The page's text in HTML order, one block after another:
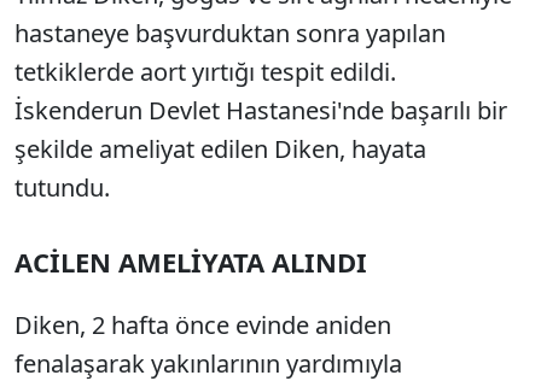
hastaneye başvurduktan sonra yapılan
tetkiklerde aort yırtığı tespit edildi.
İskenderun Devlet Hastanesi'nde başarılı bir
şekilde ameliyat edilen Diken, hayata
tutundu.
ACİLEN AMELİYATA ALINDI
Diken, 2 hafta önce evinde aniden
fenalaşarak yakınlarının yardımıyla